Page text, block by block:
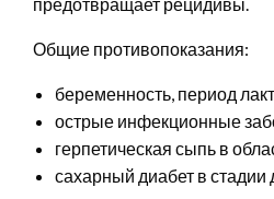
Общие противопоказания:
беременность, период
острые инфекционные
герпетическая сыпь в
сахарный диабет в стадии